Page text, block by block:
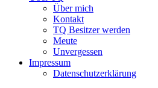
Über mich
Kontakt
TQ Besitzer werden
Meute
Unvergessen
Impressum
Datenschutzerklärung